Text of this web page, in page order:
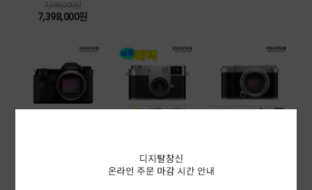
7,599,000원
7,398,000원
랜덤기프트 3종 증정
899,000원